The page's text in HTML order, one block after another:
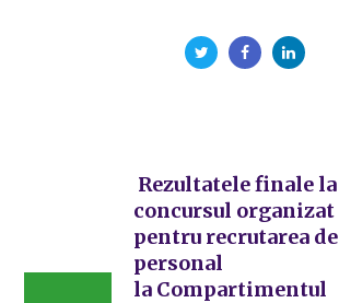
Rezultatele finale la
concursul organizat
pentru recrutarea de
personal
la Compartimentul